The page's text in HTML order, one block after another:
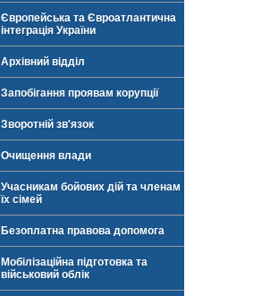
Європейська та Євроатлантична
інтеграція України
Архівний відділ
Запобігання проявам корупції
Зворотній зв'язок
Очищення влади
Учасникам бойових дій та членам
їх сімей
Безоплатна правова допомога
Мобілізаційна підготовка та
військовий облік